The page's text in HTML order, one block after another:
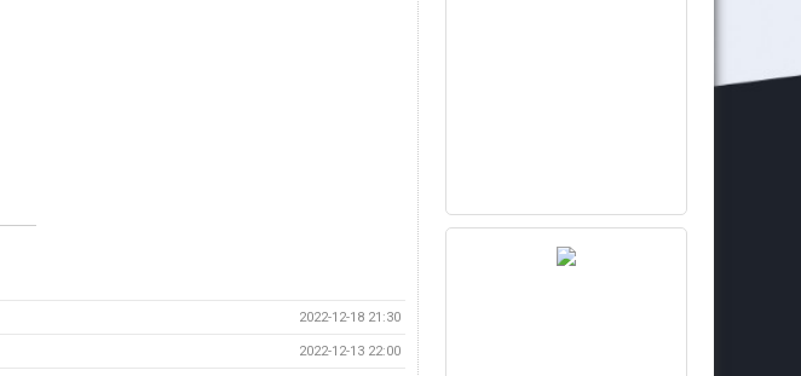
2022-12-18 21:30
2022-12-13 22:00